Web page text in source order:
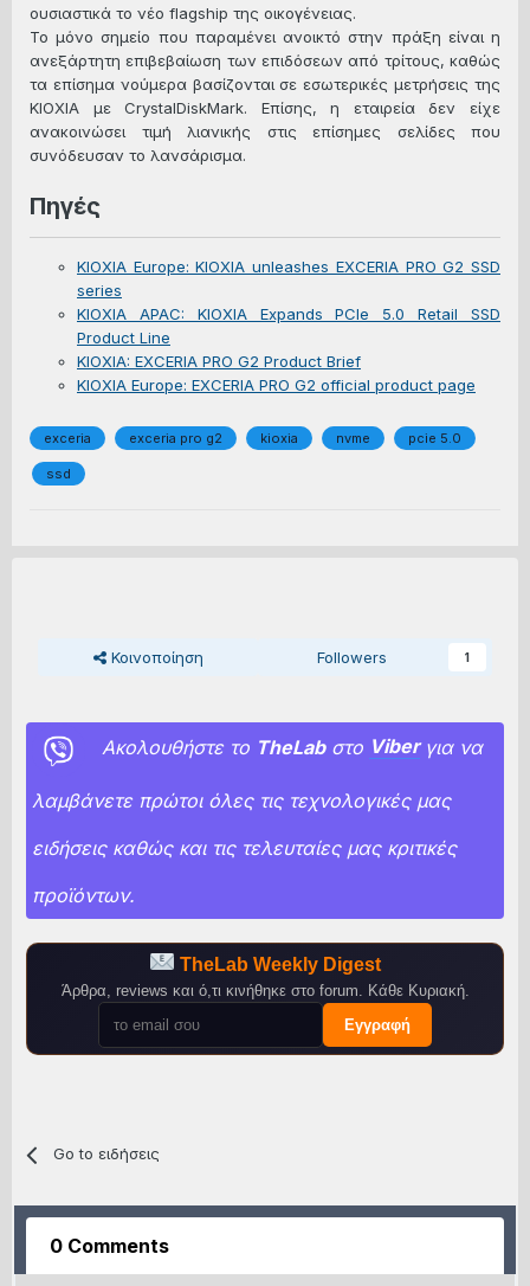
ουσιαστικά το νέο flagship της οικογένειας.
Το μόνο σημείο που παραμένει ανοικτό στην πράξη είναι η
ανεξάρτητη επιβεβαίωση των επιδόσεων από τρίτους, καθώς
τα επίσημα νούμερα βασίζονται σε εσωτερικές μετρήσεις της
KIOXIA με CrystalDiskMark. Επίσης, η εταιρεία δεν είχε
ανακοινώσει τιμή λιανικής στις επίσημες σελίδες που
συνόδευσαν το λανσάρισμα.
Πηγές
KIOXIA Europe: KIOXIA unleashes EXCERIA PRO G2 SSD
series
KIOXIA APAC: KIOXIA Expands PCIe 5.0 Retail SSD
Product Line
KIOXIA: EXCERIA PRO G2 Product Brief
KIOXIA Europe: EXCERIA PRO G2 official product page
exceria exceria pro g2 kioxia nvme pcie 5.0
ssd
Κοινοποίηση Followers 1
Ακολουθήστε το TheLabστο Viber για να
λαμβάνετε πρώτοι όλες τις τεχνολογικές μας
ειδήσεις καθώς και τις τελευταίες μας κριτικές
προϊόντων.
TheLab Weekly Digest
Άρθρα, reviews και ό,τι κινήθηκε στο forum. Κάθε Κυριακή.
Εγγραφή
Go to ειδήσεις
0 Comments